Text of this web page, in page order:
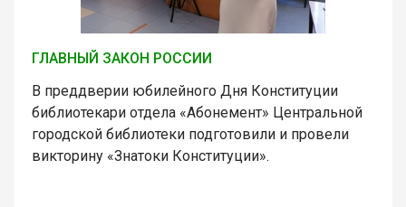
ГЛАВНЫЙ ЗАКОН РОССИИ
В преддверии юбилейного Дня Конституции
библиотекари отдела «Абонемент» Центральной
городской библиотеки подготовили и провели
викторину «Знатоки Конституции».